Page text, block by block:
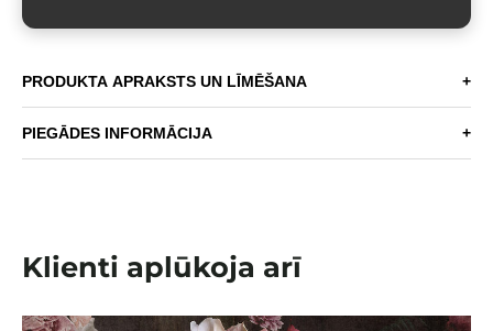
PRODUKTA APRAKSTS UN LĪMĒŠANA +
PIEGĀDES INFORMĀCIJA +
Klienti aplūkoja arī